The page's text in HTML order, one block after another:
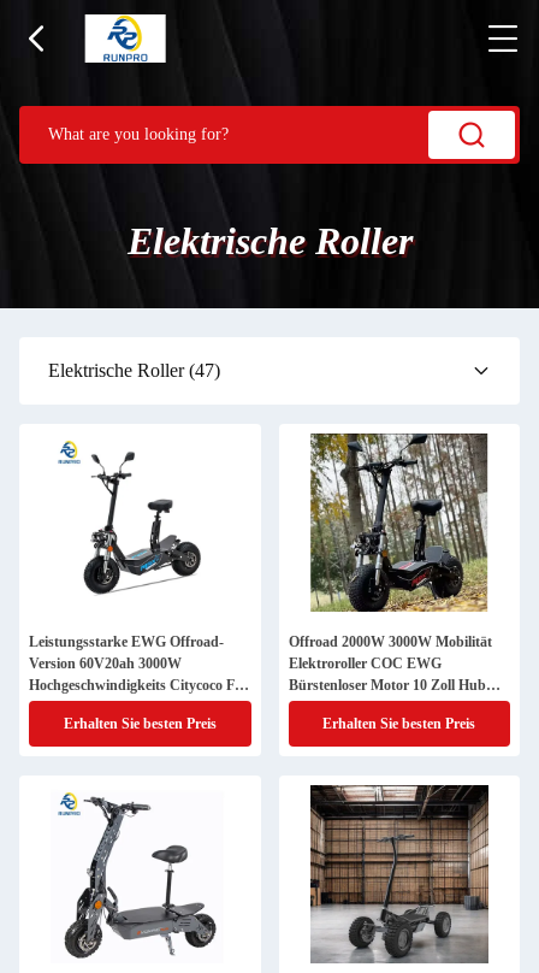
Elektrische Roller
Elektrische Roller(47)
Leistungsstarke EWG Offroad-
Version 60V20ah 3000W
Hochgeschwindigkeits Citycoco Fat
Tire Elektroroller
Erhalten Sie besten Preis
Offroad 2000W 3000W Mobilität
Elektroroller COC EWG
Bürstenloser Motor 10 Zoll Hub
Motor Elektroroller Motorrad mit
Erhalten Sie besten Preis